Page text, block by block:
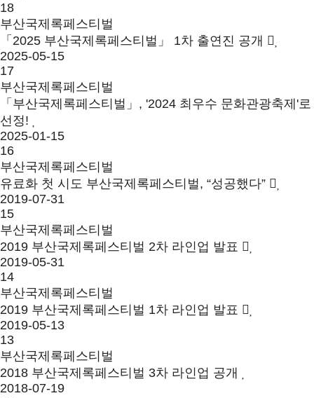
18
부산국제록페스티벌
「2025 부산국제록페스티벌」 1차 출연진 공개
2025-05-15
17
부산국제록페스티벌
「부산국제록페스티벌」, '2024 최우수 문화관광축제'로
선정!
2025-01-15
16
부산국제록페스티벌
유료화 첫 시도 부산국제록페스티벌, “성공했다”
2019-07-31
15
부산국제록페스티벌
2019 부산국제록페스티벌 2차 라인업 발표
2019-05-31
14
부산국제록페스티벌
2019 부산국제록페스티벌 1차 라인업 발표
2019-05-13
13
부산국제록페스티벌
2018 부산국제록페스티벌 3차 라인업 공개
2018-07-19